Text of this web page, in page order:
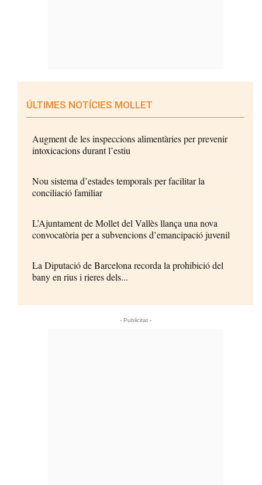
ÚLTIMES NOTÍCIES MOLLET
Augment de les inspeccions alimentàries per prevenir
intoxicacions durant l’estiu
Nou sistema d’estades temporals per facilitar la
conciliació familiar
L’Ajuntament de Mollet del Vallès llança una nova
convocatòria per a subvencions d’emancipació juvenil
La Diputació de Barcelona recorda la prohibició del
bany en rius i rieres dels...
- Publicitat -